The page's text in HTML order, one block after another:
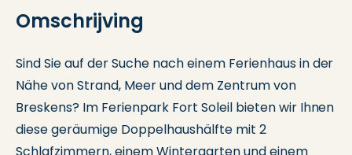
Omschrijving
Sind Sie auf der Suche nach einem Ferienhaus in der
Nähe von Strand, Meer und dem Zentrum von
Breskens? Im Ferienpark Fort Soleil bieten wir Ihnen
diese geräumige Doppelhaushälfte mit 2
Schlafzimmern, einem Wintergarten und einem